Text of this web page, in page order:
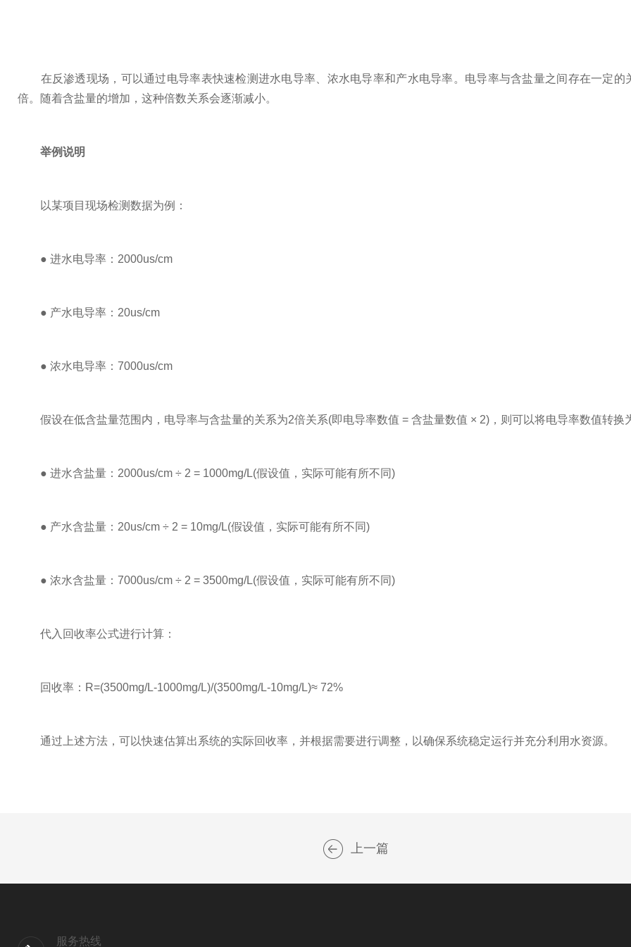
在反渗透现场，可以通过电导率表快速检测进水电导率、浓水电导率和产水电导率。电导率与含盐量之间存在一定的
倍。随着含盐量的增加，这种倍数关系会逐渐减小。
举例说明
以某项目现场检测数据为例：
● 进水电导率：2000us/cm
● 产水电导率：20us/cm
● 浓水电导率：7000us/cm
假设在低含盐量范围内，电导率与含盐量的关系为2倍关系(即电导率数值 = 含盐量数值 × 2)，则可以将电导率数值转换
● 进水含盐量：2000us/cm ÷ 2 = 1000mg/L(假设值，实际可能有所不同)
● 产水含盐量：20us/cm ÷ 2 = 10mg/L(假设值，实际可能有所不同)
● 浓水含盐量：7000us/cm ÷ 2 = 3500mg/L(假设值，实际可能有所不同)
代入回收率公式进行计算：
回收率：R=(3500mg/L-1000mg/L)/(3500mg/L-10mg/L)≈ 72%
通过上述方法，可以快速估算出系统的实际回收率，并根据需要进行调整，以确保系统稳定运行并充分利用水资源。
上一篇
服务热线